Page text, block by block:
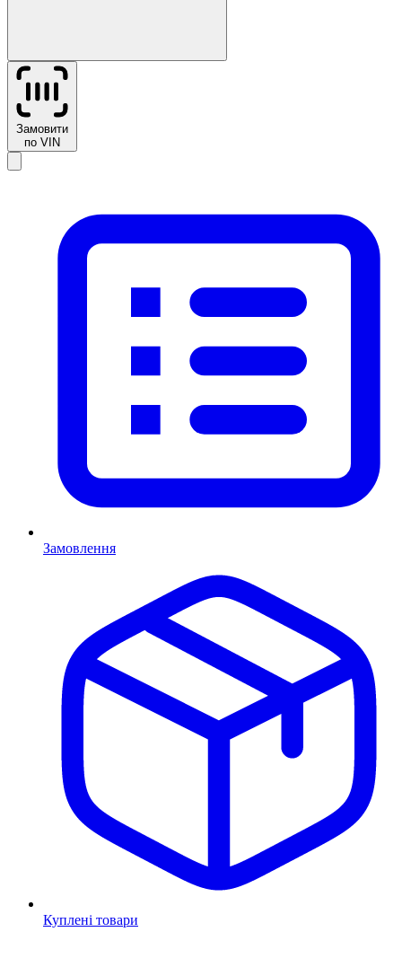
Замовити
по VIN
Замовлення
Куплені товари